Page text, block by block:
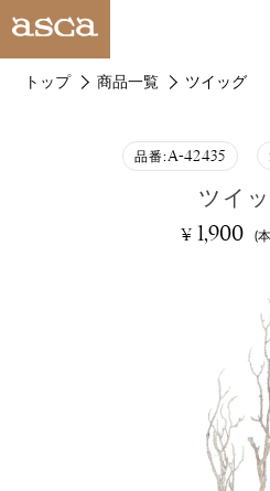
トップ 商品一覧 ツイッグ
品番:A-42435
ツイ
¥ 1,900 (